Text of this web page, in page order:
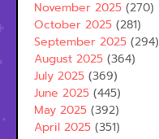
November 2025 (270)
October 2025 (281)
September 2025 (294)
August 2025 (364)
July 2025 (369)
June 2025 (445)
May 2025 (392)
April 2025 (351)